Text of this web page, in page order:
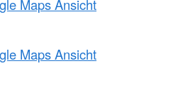
Maps Ansicht
Maps Ansicht